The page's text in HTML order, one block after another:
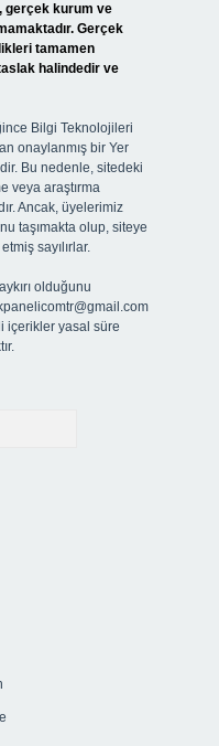
gerçek kurum ve
Gerçek
tamamen
halindedir ve
Bilgi Teknolojileri
onaylanmış bir Yer
Bu nedenle, sitedeki
veya araştırma
Ancak, üyelerimiz
taşımakta olup, siteye
sayılırlar.
olduğunu
içerikler yasal süre